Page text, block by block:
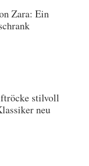
Zara: Ein
stilvoll
neu